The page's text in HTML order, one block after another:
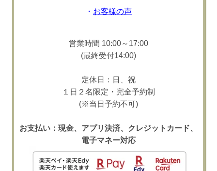
・ お客様の声
営業時間 10:00～17:00
(最終受付14:00)
定休日：日、祝
１日２名限定・完全予約制
(※当日予約不可)
お支払い：現金、アプリ決済、クレジットカード、
電子マネー対応